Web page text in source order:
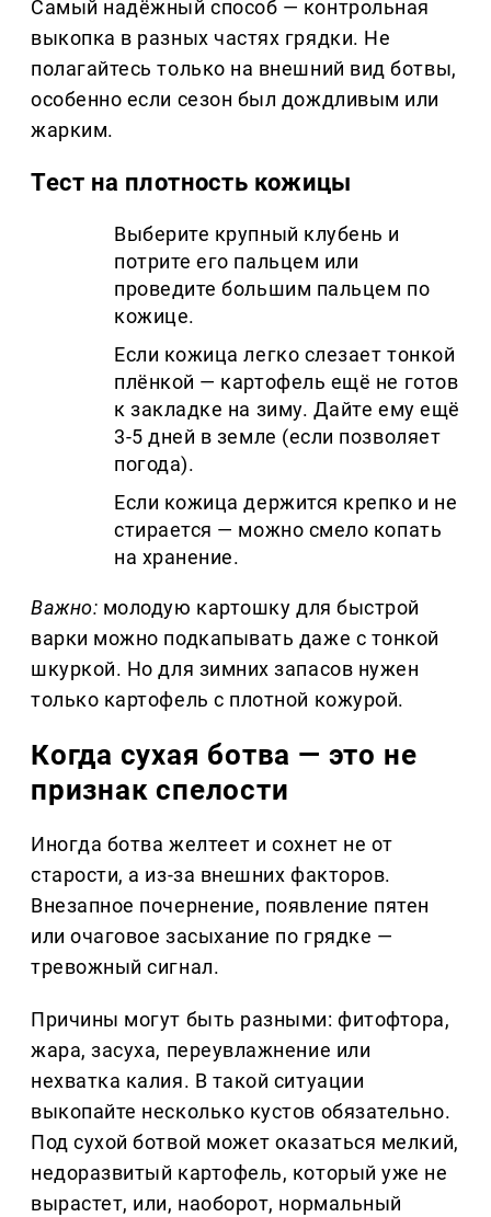
Самый надёжный способ — контрольная
выкопка в разных частях грядки. Не
полагайтесь только на внешний вид ботвы,
особенно если сезон был дождливым или
жарким.
Тест на плотность кожицы
Выберите крупный клубень и
потрите его пальцем или
проведите большим пальцем по
кожице.
Если кожица легко слезает тонкой
плёнкой — картофель ещё не готов
к закладке на зиму. Дайте ему ещё
3-5 дней в земле (если позволяет
погода).
Если кожица держится крепко и не
стирается — можно смело копать
на хранение.
Важно: молодую картошку для быстрой
варки можно подкапывать даже с тонкой
шкуркой. Но для зимних запасов нужен
только картофель с плотной кожурой.
Когда сухая ботва — это не
признак спелости
Иногда ботва желтеет и сохнет не от
старости, а из-за внешних факторов.
Внезапное почернение, появление пятен
или очаговое засыхание по грядке —
тревожный сигнал.
Причины могут быть разными: фитофтора,
жара, засуха, переувлажнение или
нехватка калия. В такой ситуации
выкопайте несколько кустов обязательно.
Под сухой ботвой может оказаться мелкий,
недоразвитый картофель, который уже не
вырастет, или, наоборот, нормальный